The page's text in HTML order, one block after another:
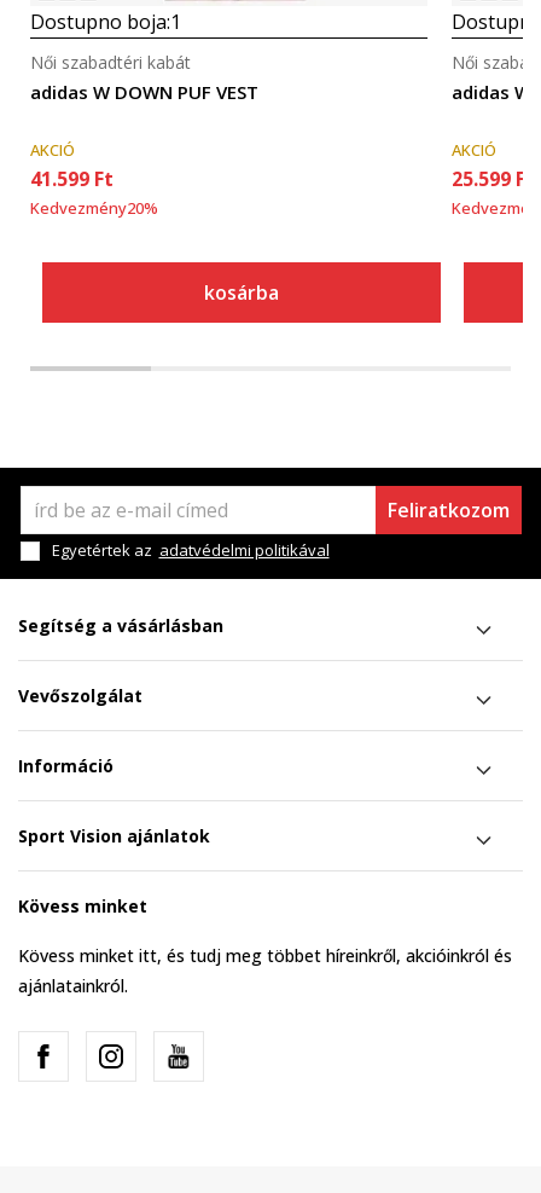
Dostupno boja:1
adidas W DOWN PUF VEST
Női szabadtéri kabát
AKCIÓ
41.599 Ft
Kedvezmény20%
kosárba
adidas W
Női
AKCIÓ
25.599 Ft
Feliratkozom
Egyetértek az adatvédelmi politikával
Segítség a vásárlásban
Vevőszolgálat
Információ
Sport Vision ajánlatok
Kövess minket
Kövess minket itt, és tudj meg többet híreinkről, akcióinkról és
ajánlatainkról.